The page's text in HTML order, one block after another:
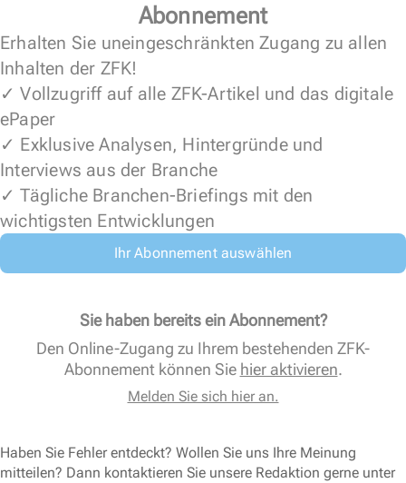
Abonnement
Erhalten Sie uneingeschränkten Zugang zu allen
Inhalten der ZFK!
✓ Vollzugriff auf alle ZFK-Artikel und das digitale
ePaper
✓ Exklusive Analysen, Hintergründe und
Interviews aus der Branche
✓ Tägliche Branchen-Briefings mit den
wichtigsten Entwicklungen
Ihr Abonnement auswählen
Sie haben bereits ein Abonnement?
Den Online-Zugang zu Ihrem bestehenden ZFK-
Abonnement können Sie hier aktivieren.
Melden Sie sich hier an.
Haben Sie Fehler entdeckt? Wollen Sie uns Ihre Meinung
mitteilen? Dann kontaktieren Sie unsere Redaktion gerne unter